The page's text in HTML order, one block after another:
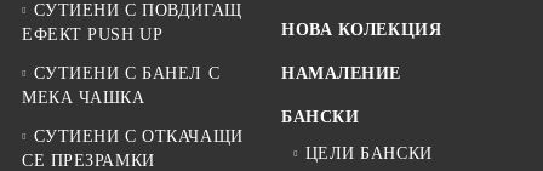
СУТИЕНИ С ПОВДИГАЩ
ЕФЕКТ PUSH UP
СУТИЕНИ С БАНЕЛ С
МЕКА ЧАШКА
СУТИЕНИ С ОТКАЧАЩИ
СЕ ПРЕЗРАМКИ
НОВА КОЛЕКЦИЯ
НАМАЛЕНИЕ
БАНСКИ
ЦЕЛИ БАНСКИ